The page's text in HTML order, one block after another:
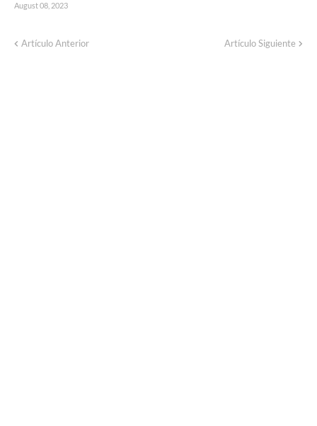
August 08, 2023
Artículo Anterior Artículo Siguiente